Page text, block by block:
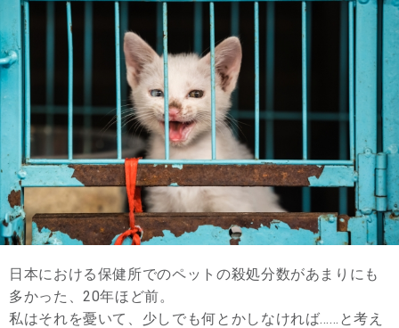
日本における保健所でのペットの殺処分数があまりにも
多かった、20年ほど前。
私はそれを憂いて、少しでも何とかしなければ……と考え